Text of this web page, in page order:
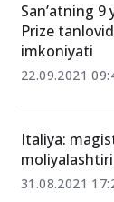
San’atning 9
Prize
imkoniyati
22.09.2021
Italiya:
31.08.2021